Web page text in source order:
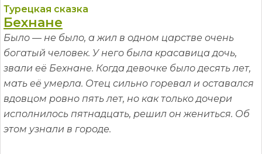
Турецкая сказка
Бехнане
Было — не было, а жил в одном царстве очень
богатый человек. У него была красавица дочь,
звали её Бехнане. Когда девочке было десять лет,
мать её умерла. Отец сильно горевал и оставался
вдовцом ровно пять лет, но как только дочери
исполнилось пятнадцать, решил он жениться. Об
этом узнали в городе.